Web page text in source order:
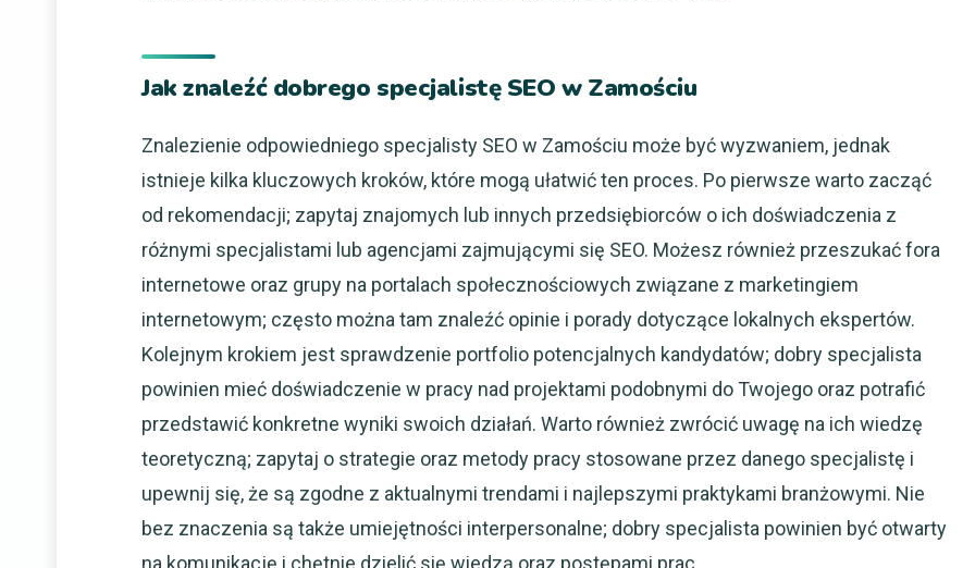
Jak znaleźć dobrego specjalistę SEO w Zamościu
Znalezienie odpowiedniego specjalisty SEO w Zamościu może być wyzwaniem, jednak
istnieje kilka kluczowych kroków, które mogą ułatwić ten proces. Po pierwsze warto zacząć
od rekomendacji; zapytaj znajomych lub innych przedsiębiorców o ich doświadczenia z
różnymi specjalistami lub agencjami zajmującymi się SEO. Możesz również przeszukać fora
internetowe oraz grupy na portalach społecznościowych związane z marketingiem
internetowym; często można tam znaleźć opinie i porady dotyczące lokalnych ekspertów.
Kolejnym krokiem jest sprawdzenie portfolio potencjalnych kandydatów; dobry specjalista
powinien mieć doświadczenie w pracy nad projektami podobnymi do Twojego oraz potrafić
przedstawić konkretne wyniki swoich działań. Warto również zwrócić uwagę na ich wiedzę
teoretyczną; zapytaj o strategie oraz metody pracy stosowane przez danego specjalistę i
upewnij się, że są zgodne z aktualnymi trendami i najlepszymi praktykami branżowymi. Nie
bez znaczenia są także umiejętności interpersonalne; dobry specjalista powinien być otwarty
na komunikację i chętnie dzielić się wiedzą oraz postępami prac.